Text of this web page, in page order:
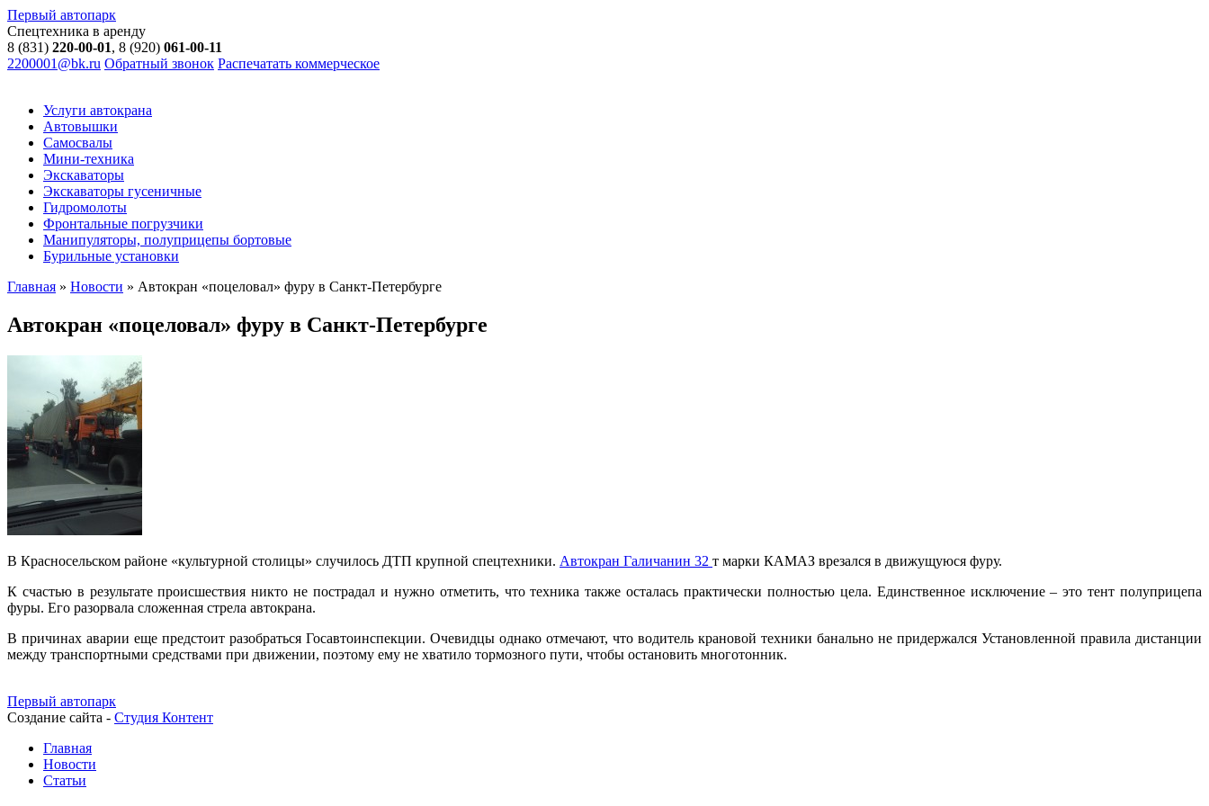
Первый автопарк
Спецтехника в аренду
8 (831) 220-00-01, 8 (920) 061-00-11
2200001@bk.ru Обратный звонок Распечатать коммерческое
Услуги автокрана
Автовышки
Самосвалы
Мини-техника
Экскаваторы
Экскаваторы гусеничные
Гидромолоты
Фронтальные погрузчики
Манипуляторы, полуприцепы бортовые
Бурильные установки
Главная » Новости » Автокран «поцеловал» фуру в Санкт-Петербурге
Автокран «поцеловал» фуру в Санкт-Петербурге
В Красносельском районе «культурной столицы» случилось ДТП крупной спецтехники. Автокран Галичанин 32 т марки КАМАЗ врезался в движущуюся фуру.
К счастью в результате происшествия никто не пострадал и нужно отметить, что техника также осталась практически полностью цела. Единственное исключение – это тент полуприцепа
фуры. Его разорвала сложенная стрела автокрана.
В причинах аварии еще предстоит разобраться Госавтоинспекции. Очевидцы однако отмечают, что водитель крановой техники банально не придержался Установленной правила дистанции
между транспортными средствами при движении, поэтому ему не хватило тормозного пути, чтобы остановить многотонник.
Первый автопарк
Создание сайта - Студия Контент
Главная
Новости
Статьи